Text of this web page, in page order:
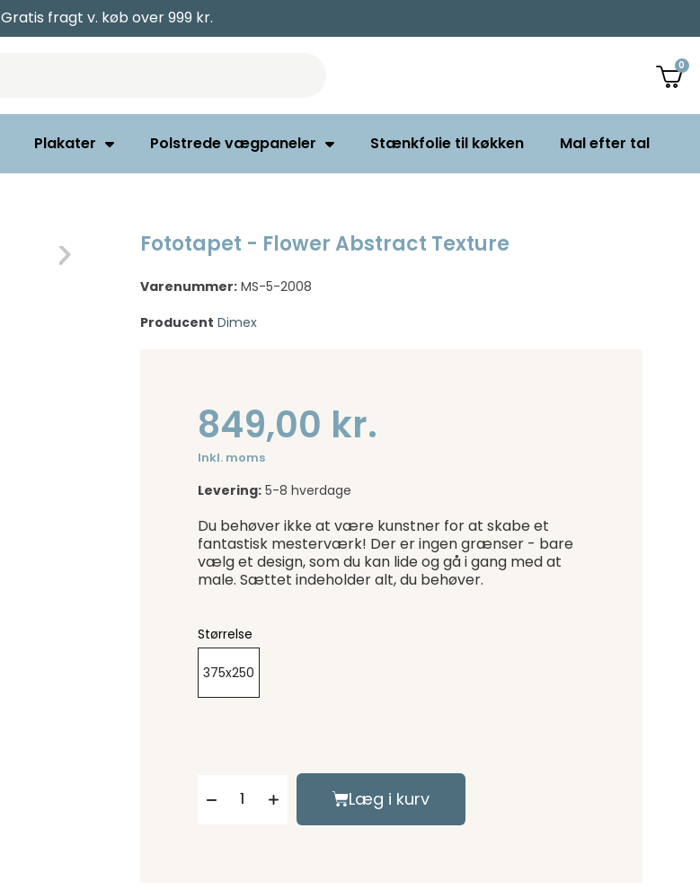
Gratis fragt v. køb over 999 kr.
Plakater Polstrede vægpaneler Stænkfolie til køkken Mal efter tal
Fototapet - Flower Abstract Texture
Varenummer: MS-5-2008
Producent Dimex
849,00 kr.
Inkl. moms
Levering: 5-8 hverdage
Du behøver ikke at være kunstner for at skabe et
fantastisk mesterværk! Der er ingen grænser - bare
vælg et design, som du kan lide og gå i gang med at
male. Sættet indeholder alt, du behøver.
Størrelse
375x250
Læg i kurv